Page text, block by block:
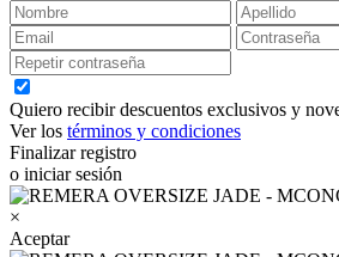
Quiero recibir descuentos exclusivos y
Ver los términos y condiciones
Finalizar registro
o iniciar sesión
×
Aceptar